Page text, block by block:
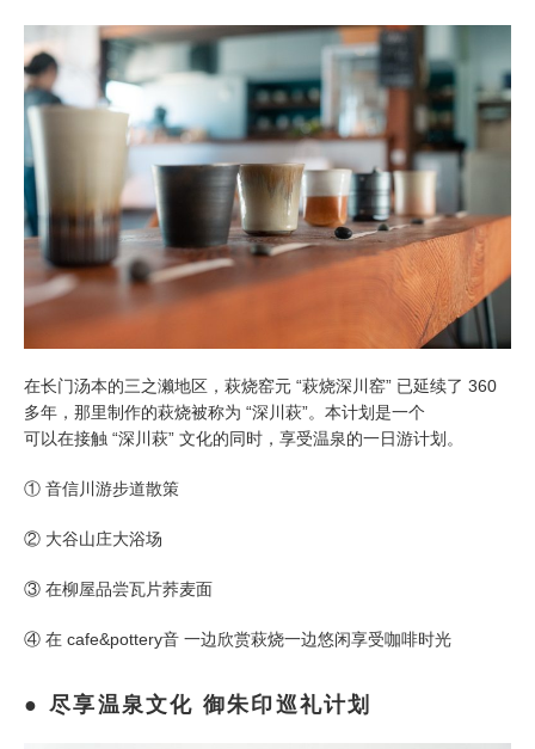
在长门汤本的三之濑地区，萩烧窑元 “萩烧深川窑” 已延续了 360
多年，那里制作的萩烧被称为 “深川萩”。本计划是一个
可以在接触 “深川萩” 文化的同时，享受温泉的一日游计划。
① 音信川游步道散策
② 大谷山庄大浴场
③ 在柳屋品尝瓦片荞麦面
④ 在 cafe&pottery音 一边欣赏萩烧一边悠闲享受咖啡时光
尽享温泉文化 御朱印巡礼计划